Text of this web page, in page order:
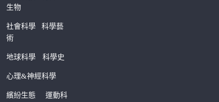
生物
社會科學科學藝
術
地球科學 科學史
心理&神經科學
繽紛生態運動科